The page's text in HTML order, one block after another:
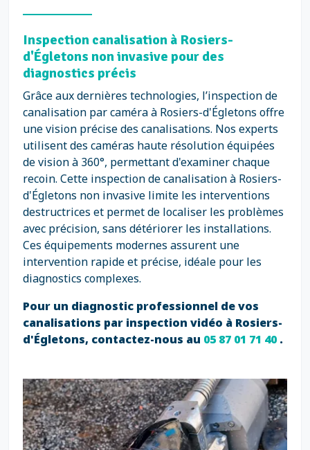
Inspection canalisation à Rosiers-
d'Égletons non invasive pour des
diagnostics précis
Grâce aux dernières technologies, l’inspection de
canalisation par caméra à Rosiers-d'Égletons offre
une vision précise des canalisations. Nos experts
utilisent des caméras haute résolution équipées
de vision à 360°, permettant d'examiner chaque
recoin. Cette inspection de canalisation à Rosiers-
d'Égletons non invasive limite les interventions
destructrices et permet de localiser les problèmes
avec précision, sans détériorer les installations.
Ces équipements modernes assurent une
intervention rapide et précise, idéale pour les
diagnostics complexes.
Pour un diagnostic professionnel de vos
canalisations par inspection vidéo à Rosiers-
d'Égletons, contactez-nous au 05 87 01 71 40.